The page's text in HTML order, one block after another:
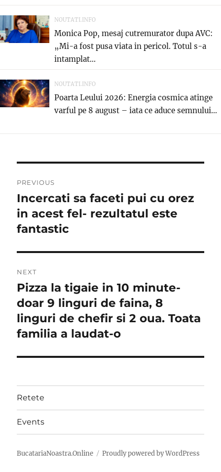
NOUTATI.INFO
Monica Pop, mesaj cutremurator dupa AVC:
„Mi-a fost pusa viata in pericol. Totul s-a
intamplat...
NOUTATI.INFO
Poarta Leului 2026: Energia cosmica atinge
varful pe 8 august – iata ce aduce semnului...
navigation
PREVIOUS
Previous
post:
Incercati sa faceti pui cu orez
in acest fel- rezultatul este
fantastic
NEXT
Next
post:
Pizza la tigaie in 10 minute-
doar 9 linguri de faina, 8
linguri de chefir si 2 oua. Toata
familia a laudat-o
Retete
Events
BucatariaNoastra.Online Proudly powered by WordPress